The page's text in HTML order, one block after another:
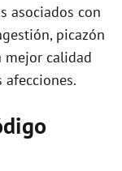
asociados con
picazón
mejor calidad